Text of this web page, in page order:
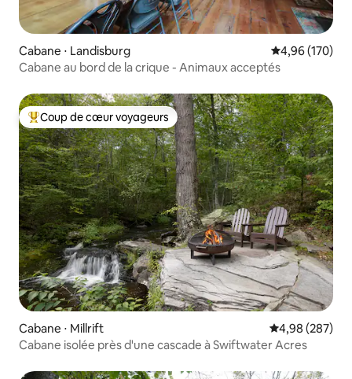
Cabane ⋅ Landisburg Évaluation
4,96 (170)
Cabane au bord de la crique - Animaux acceptés
Coups de cœur voyageurs les plus appréciés
Coup de cœur voyageurs
Cabane ⋅ Millrift Évaluation
4,98 (287)
Cabane isolée près d'une cascade à Swiftwater Acres